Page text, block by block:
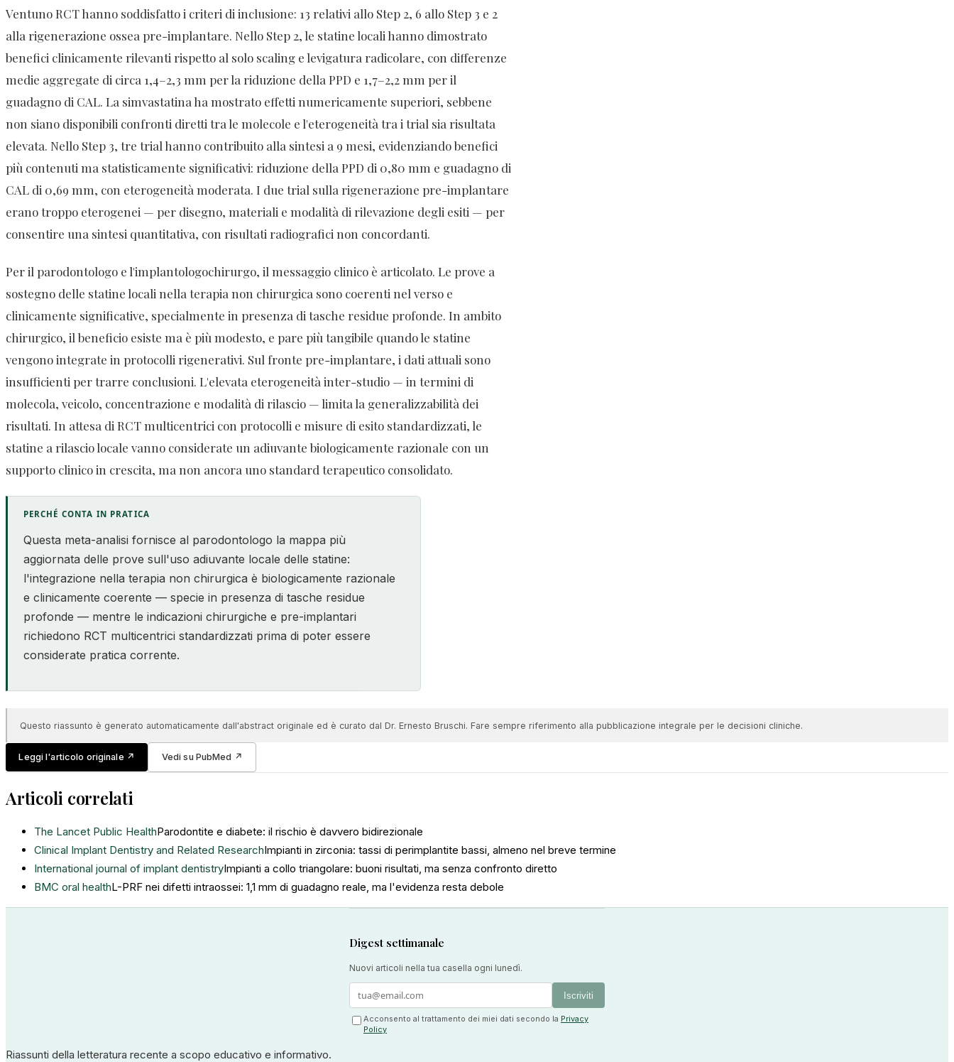
Ventuno RCT hanno soddisfatto i criteri di inclusione: 13 relativi allo Step 2, 6 allo Step 3 e 2
alla rigenerazione ossea pre-implantare. Nello Step 2, le statine locali hanno dimostrato
benefici clinicamente rilevanti rispetto al solo scaling e levigatura radicolare, con differenze
medie aggregate di circa 1,4–2,3 mm per la riduzione della PPD e 1,7–2,2 mm per il
guadagno di CAL. La simvastatina ha mostrato effetti numericamente superiori, sebbene
non siano disponibili confronti diretti tra le molecole e l'eterogeneità tra i trial sia risultata
elevata. Nello Step 3, tre trial hanno contribuito alla sintesi a 9 mesi, evidenziando benefici
più contenuti ma statisticamente significativi: riduzione della PPD di 0,80 mm e guadagno di
CAL di 0,69 mm, con eterogeneità moderata. I due trial sulla rigenerazione pre-implantare
erano troppo eterogenei — per disegno, materiali e modalità di rilevazione degli esiti — per
consentire una sintesi quantitativa, con risultati radiografici non concordanti.
Per il parodontologo e l'implantologochirurgo, il messaggio clinico è articolato. Le prove a
sostegno delle statine locali nella terapia non chirurgica sono coerenti nel verso e
clinicamente significative, specialmente in presenza di tasche residue profonde. In ambito
chirurgico, il beneficio esiste ma è più modesto, e pare più tangibile quando le statine
vengono integrate in protocolli rigenerativi. Sul fronte pre-implantare, i dati attuali sono
insufficienti per trarre conclusioni. L'elevata eterogeneità inter-studio — in termini di
molecola, veicolo, concentrazione e modalità di rilascio — limita la generalizzabilità dei
risultati. In attesa di RCT multicentrici con protocolli e misure di esito standardizzati, le
statine a rilascio locale vanno considerate un adiuvante biologicamente razionale con un
supporto clinico in crescita, ma non ancora uno standard terapeutico consolidato.
PERCHÉ CONTA IN PRATICA
Questa meta-analisi fornisce al parodontologo la mappa più
aggiornata delle prove sull'uso adiuvante locale delle statine:
l'integrazione nella terapia non chirurgica è biologicamente razionale
e clinicamente coerente — specie in presenza di tasche residue
profonde — mentre le indicazioni chirurgiche e pre-implantari
richiedono RCT multicentrici standardizzati prima di poter essere
considerate pratica corrente.
Questo riassunto è generato automaticamente dall'abstract originale ed è curato dal Dr. Ernesto Bruschi. Fare sempre riferimento alla pubblicazione integrale per le decisioni cliniche.
Leggi l'articolo originale ↗ Vedi su PubMed ↗
Articoli correlati
The Lancet Public HealthParodontite e diabete: il rischio è davvero bidirezionale
Clinical Implant Dentistry and Related ResearchImpianti in zirconia: tassi di perimplantite bassi, almeno nel breve termine
International journal of implant dentistryImpianti a collo triangolare: buoni risultati, ma senza confronto diretto
BMC oral healthL-PRF nei difetti intraossei: 1,1 mm di guadagno reale, ma l'evidenza resta debole
Digest settimanale
Nuovi articoli nella tua casella ogni lunedì.
Iscriviti
Acconsento al trattamento dei miei dati secondo la Privacy
Policy
Riassunti della letteratura recente a scopo educativo e informativo.